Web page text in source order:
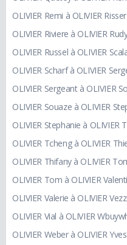
OLIVIER Remi à OLIVIER Risser
OLIVIER Riviere à OLIVIER
OLIVIER Russel à OLIVIER
OLIVIER Scharf à OLIVIER
OLIVIER Sergeant à OLIVIER
OLIVIER Souaze à OLIVIER
OLIVIER Stephanie à OLIVIER
OLIVIER Tcheng à OLIVIER
OLIVIER Thifany à OLIVIER
OLIVIER Tom à OLIVIER
OLIVIER Valerie à OLIVIER
OLIVIER Vial à OLIVIER
OLIVIER Weber à OLIVIER Yves